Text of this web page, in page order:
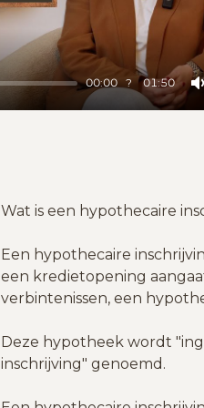
00:00 01:50
Wat is een hypothecaire
Een hypothecaire
een kredietopening
verbintenissen, een
Deze hypotheek wordt
inschrijving" genoemd.